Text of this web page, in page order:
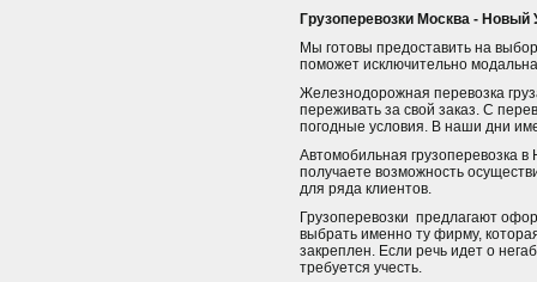
Грузоперевозки Москва - Новый
Мы готовы предоставить на
поможет исключительно
Железнодорожная перевозка
переживать за свой заказ. С
погодные условия. В наши дни
Автомобильная грузоперевозка
получаете возможность
для ряда клиентов.
Грузоперевозки предлагают
выбрать именно ту фирму,
закреплен. Если речь идет о
требуется учесть.